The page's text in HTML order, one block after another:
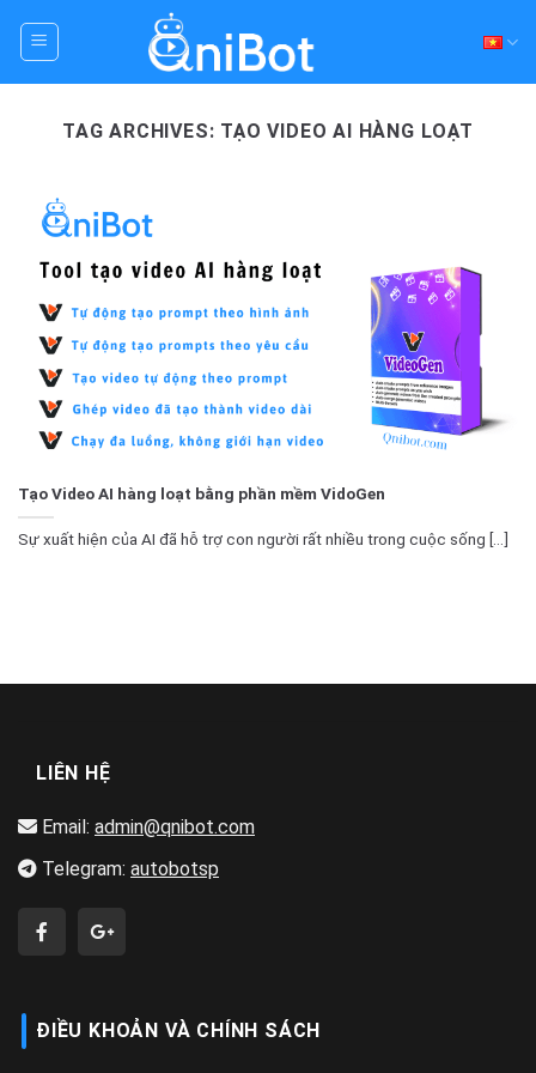
TAG ARCHIVES: TẠO VIDEO AI HÀNG LOẠT
Tạo Video AI hàng loạt bằng phần mềm VidoGen
Sự xuất hiện của AI đã hỗ trợ con người rất nhiều trong cuộc sống [...]
LIÊN HỆ
Email: admin@qnibot.com
Telegram: autobotsp
ĐIỀU KHOẢN VÀ CHÍNH SÁCH